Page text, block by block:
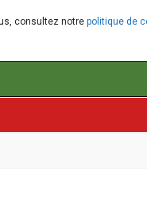
consultez notre politique de